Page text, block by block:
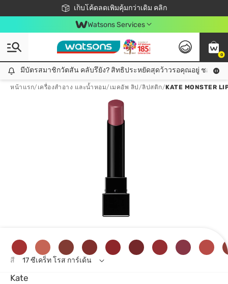
เก็บโค้ดลดเพิ่มคุ้มกว่าเดิม คลิก
ชอปออนไลน์ครั้งแรก ลดเพิ่มจุก ๆ 10%! 🎉
📦ส่งฟรี! เมื่อชอป 499฿
สมาชิกวัตสัน คลับดียังไง?
Watsons Services
0
มีบัตรสมาชิกวัตสัน คลับรึยัง? สิทธิประหยัดสุดว้าวรอคุณอยู่ ชอปคุ้มกว่าเดิม คลิก!
มีบัตรสมาชิกวัตสัน คลับรึยัง? สิทธิประหยัดสุดว้าวรอคุณอยู่ ชอปคุ้มก
หน้าแรก/ เครื่องสำอาง และน้ำหอม/ เมคอัพ ลิป /ลิปสติก/KATE MONSTER
Kate
สี 17 ซีเคร็ท โรส การ์เด้น